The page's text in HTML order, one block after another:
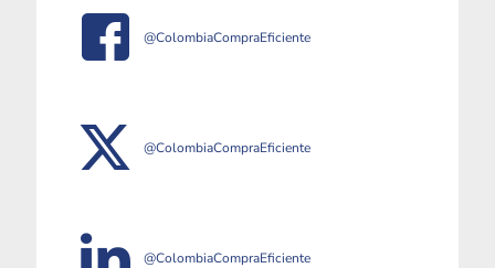
@ColombiaCompraEficiente
@ColombiaCompraEficiente
@ColombiaCompraEficiente